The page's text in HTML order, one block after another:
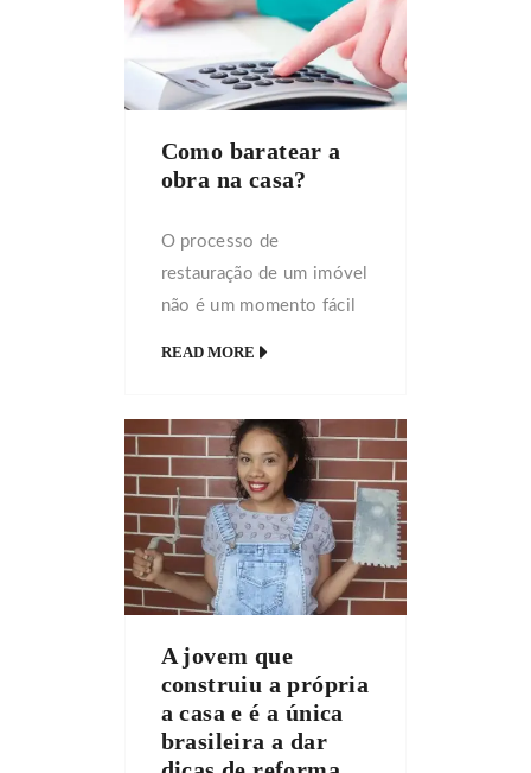
Como baratear a
obra na casa?
O processo de
restauração de um imóvel
não é um momento fácil
obra. Entretanto, nem
tudo está perdido. É
possível modificar sua
casa ou apartamento
economizando bastante.
Mas, atenção: nem tudo
o prejuízo pode ser mais
custoso no futuro, […]
READ MORE
A jovem que
construiu a própria
a casa e é a única
brasileira a dar